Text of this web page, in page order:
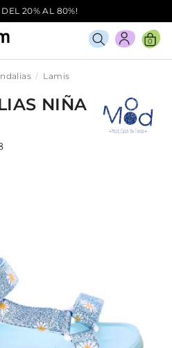
DEL 20% AL 80%!
0
Lamis
NIÑA